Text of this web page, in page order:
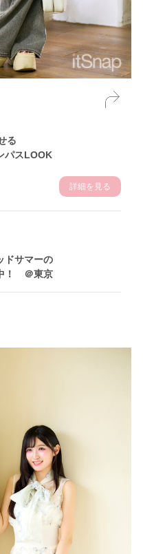
る
パスLOOK
詳細を見る
ドサマーの
！ ＠東京